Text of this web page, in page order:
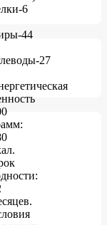
6
44
27